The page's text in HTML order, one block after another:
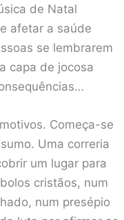
de Natal
afetar a saúde
se lembrarem
capa de jocosa
Começa-se
Uma correria
um lugar para
cristãos, num
num presépio